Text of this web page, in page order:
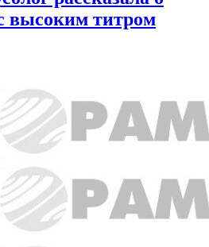
высоким титром